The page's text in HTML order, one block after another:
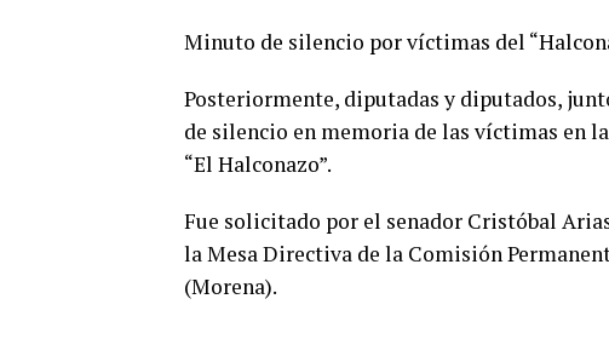
Minuto de silencio por víctimas del
Posteriormente, diputadas y diputados,
de silencio en memoria de las víctimas en
“El Halconazo”.
Fue solicitado por el senador Cristóbal
la Mesa Directiva de la Comisión
(Morena).